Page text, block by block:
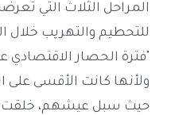
المراحل الثلاث التي
للتحطيم والتهريب خلال
ولأنها كانت الأقسى على
حيث سبل عيشهم، خلقت